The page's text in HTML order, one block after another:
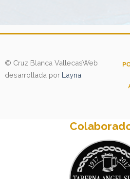
© Cruz Blanca VallecasWeb
desarrollada por Layna